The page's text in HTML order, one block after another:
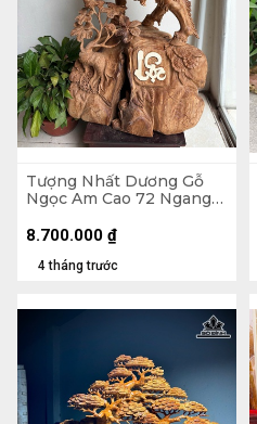
Tượng Nhất Dương Gỗ
Ngọc Am Cao 72 Ngang
4 tháng trước
8.700.000 ₫